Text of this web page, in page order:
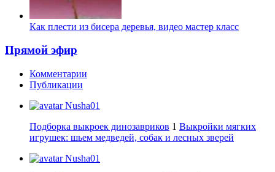
Как плести из бисера деревья, видео мастер класс
Прямой эфир
Комментарии
Публикации
Nusha01
Подборка выкроек динозавриков 1 Выкройки мягких
игрушек: шьем медведей, собак и лесных зверей
Nusha01